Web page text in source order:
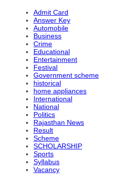
Admit Card
Answer Key
Automobile
Business
Crime
Educational
Entertainment
Festival
Government scheme
historical
home appliances
International
National
Politics
Rajasthan News
Result
Scheme
SCHOLARSHIP
Sports
Syllabus
Vacancy